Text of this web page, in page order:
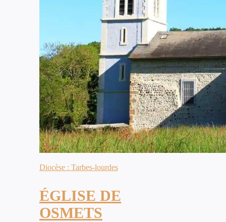
Diocèse : Tarbes-lourdes
ÉGLISE DE
OSMETS